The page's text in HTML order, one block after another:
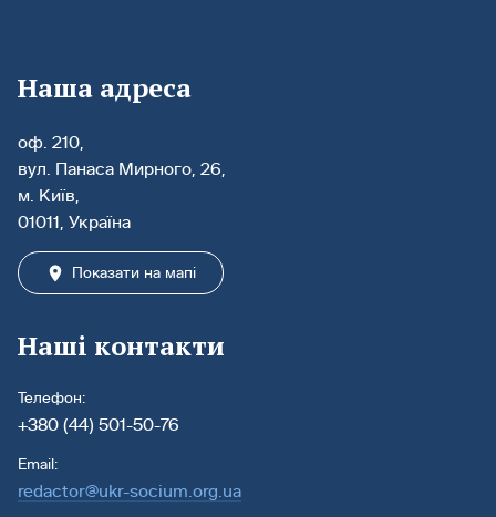
Наша адреса
оф. 210,
вул. Панаса Мирного, 26,
м. Київ,
01011, Україна
Показати на мапі
Наші контакти
Телефон:
+380 (44) 501-50-76
Email:
redactor@ukr-socium.org.ua